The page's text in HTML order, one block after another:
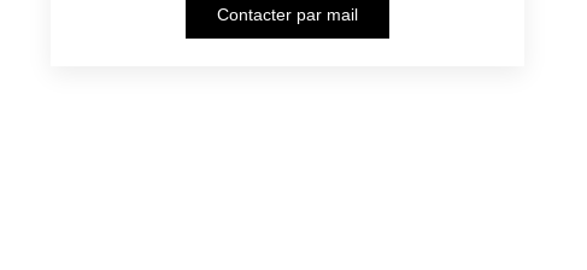
Contacter par mail